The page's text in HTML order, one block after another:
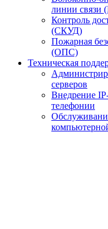
линии
Контроль
(СКУД)
Пожарная
(ОПС)
Техническая
серверов
Внедрение
телефонии